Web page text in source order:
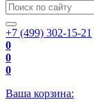
+7 (499) 302-15-21
0
0
0
Ваша корзина: